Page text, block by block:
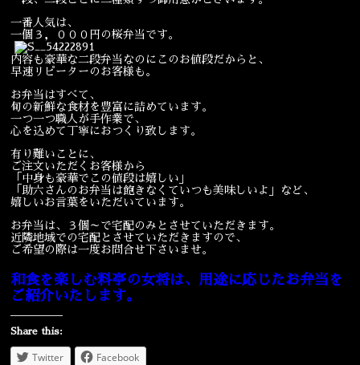
一番人気は、
一個３，０００円の桜弁当です。
内容も豪華な二段弁当なのにこのお値段だからと、
早速リピーターのお客様も。
お弁当はすべて、
旬の新鮮な食材を豊富に詰めています。
一つ一つ職人が手作業で、
心を込めて丁寧におつくり致します。
有り難いことに、
ご注文いただくお客様から
「中身も豪華でこの値段は嬉しい」
「助六さんのお弁当は飽きなくていつも美味しいよ」など、
嬉しいお言葉をいただいています。
お弁当は、３個～で宅配のみとさせていただきます。
近隣地域での宅配とさせていただきますので、
ご希望の際は一度お問合せ下さいませ。
和食を楽しむ料亭の女将は、用途に応じたお弁当を
ご紹介いたします。
Share this:
Twitter Facebook